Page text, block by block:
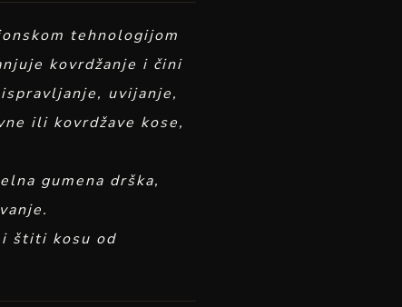
tehnologijom
kovrdžanje i čini
uvijanje,
ili kovrdžave kose,
gumena drška,
i štiti kosu od